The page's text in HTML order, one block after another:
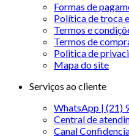
Formas de
Política de troca
Termos e
Termos de
Politica de
Mapa do site
Serviços ao cliente
WhatsApp | (21)
Central de
Canal